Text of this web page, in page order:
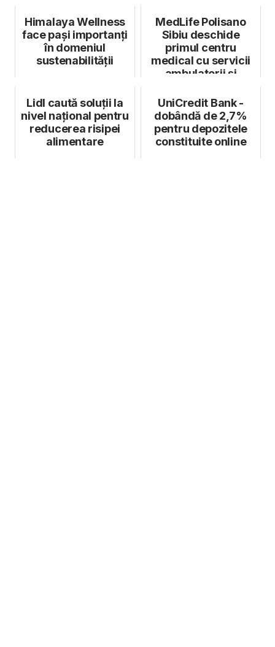
Himalaya Wellness
face pași importanți
în domeniul
sustenabilității
MedLife Polisano
Sibiu deschide
primul centru
medical cu servicii
ambulatorii și
Lidl caută soluții la
nivel național pentru
reducerea risipei
alimentare
UniCredit Bank -
dobândă de 2,7%
pentru depozitele
constituite online